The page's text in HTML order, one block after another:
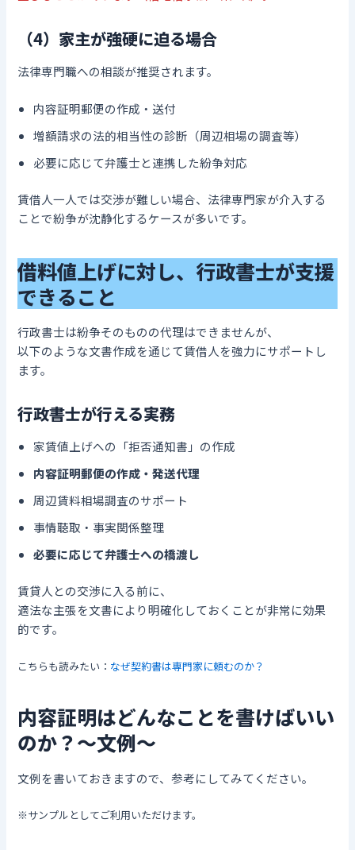
（4）家主が強硬に迫る場合
法律専門職への相談が推奨されます。
内容証明郵便の作成・送付
増額請求の法的相当性の診断（周辺相場の調査等）
必要に応じて弁護士と連携した紛争対応
賃借人一人では交渉が難しい場合、法律専門家が介入する
ことで紛争が沈静化するケースが多いです。
借料値上げに対し、行政書士が支援
できること
行政書士は紛争そのものの代理はできませんが、
以下のような文書作成を通じて賃借人を強力にサポートし
ます。
行政書士が行える実務
家賃値上げへの「拒否通知書」の作成
内容証明郵便の作成・発送代理
周辺賃料相場調査のサポート
事情聴取・事実関係整理
必要に応じて弁護士への橋渡し
賃貸人との交渉に入る前に、
適法な主張を文書により明確化しておくことが非常に効果
的です。
こちらも読みたい： なぜ契約書は専門家に頼むのか？
内容証明はどんなことを書けばいい
のか？～文例～
文例を書いておきますので、参考にしてみてください。
※サンプルとしてご利用いただけます。